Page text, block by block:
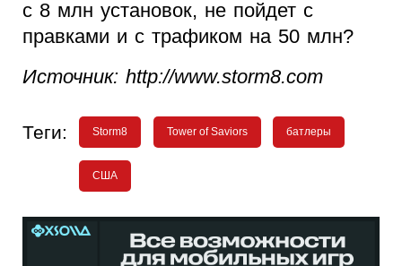
с 8 млн установок, не пойдет с
правками и с трафиком на 50 млн?
Источник: http://www.storm8.com
Теги: Storm8 Tower of Saviors батлеры
США